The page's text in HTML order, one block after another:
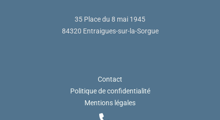
35 Place du 8 mai 1945
84320 Entraigues-sur-la-Sorgue
Contact
Politique de confidentialité
Mentions légales